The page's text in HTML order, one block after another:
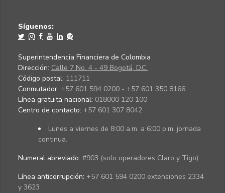
Síguenos:
Superintendencia Financiera de Colombia
Dirección: Calle 7 No. 4 - 49 Bogotá, D.C.
Código postal: 111711
Conmutador: +57 601 594 0200 - +57 601 350 8166
Línea gratuita nacional: 018000 120 100
Centro de contacto: +57 601 307 8042
Lunes a viernes de 8:00 a.m. a 6:00 p.m. jornada
continua.
Numeral abreviado: #903 (solo operadores Claro y Tigo)
Línea anticorrupción: +57 601 594 0200 extensiones 2334
y 3623